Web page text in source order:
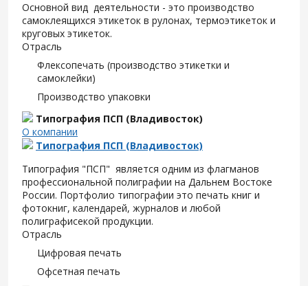
Основной вид деятельности - это производство
самоклеящихся этикеток в рулонах, термоэтикеток и
круговых этикеток.
Отрасль
Флексопечать (производство этикетки и
самоклейки)
Производство упаковки
Типография ПСП (Владивосток)
О компании
Типография ПСП (Владивосток)
Типография "ПСП" является одним из флагманов
профессиональной полиграфии на Дальнем Востоке
России. Портфолио типографии это печать книг и
фотокниг, календарей, журналов и любой
полиграфисекой продукции.
Отрасль
Цифровая печать
Офсетная печать